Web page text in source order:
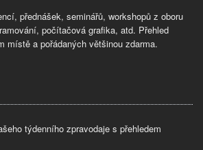
přednášek, seminářů, workshopů z oboru
počítačová grafika, atd. Přehled
místě a pořádaných většinou zdarma.
týdenního zpravodaje s přehledem